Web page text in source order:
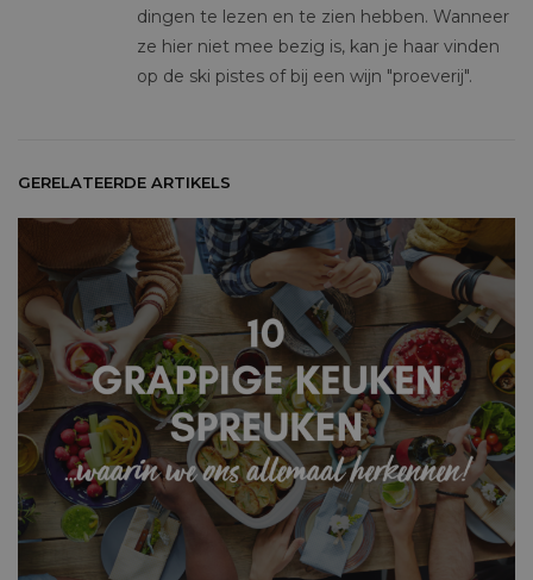
dingen te lezen en te zien hebben. Wanneer
ze hier niet mee bezig is, kan je haar vinden
op de ski pistes of bij een wijn "proeverij".
GERELATEERDE ARTIKELS